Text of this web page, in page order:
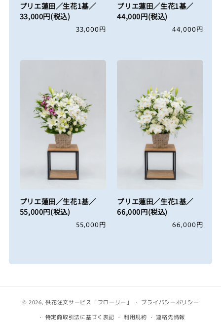
プリエ蓮田／生花1基／
33,000円(税込)
通
格
33,000円
プリエ蓮田／生花1基／
44,000円(税込)
通
格
44,000円
プリエ蓮田／生花1基／
55,000円(税込)
通
55,000円
プリエ蓮田／生花1基／
66,000円(税込)
通
66,000円
© 2026,供花注文サービス「フローリー」
プライバシーポリシー
特定商取引法に基づく表記
利用規約 連絡先情報